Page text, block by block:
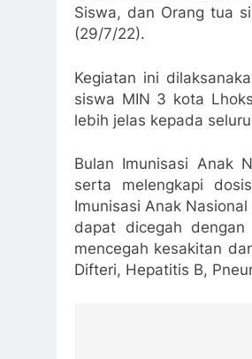
Siswa, dan Orang tua
(29/7/22).
Kegiatan ini
siswa MIN 3 kota
lebih jelas kepada
Bulan Imunisasi Anak
serta melengkapi
Imunisasi Anak
dapat dicegah
mencegah kesakitan
Difteri, Hepatitis B,